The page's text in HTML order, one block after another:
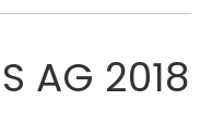
AG 2018